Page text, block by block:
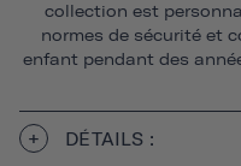
collection est
normes de sécurité et
enfant pendant des
DÉTAILS :